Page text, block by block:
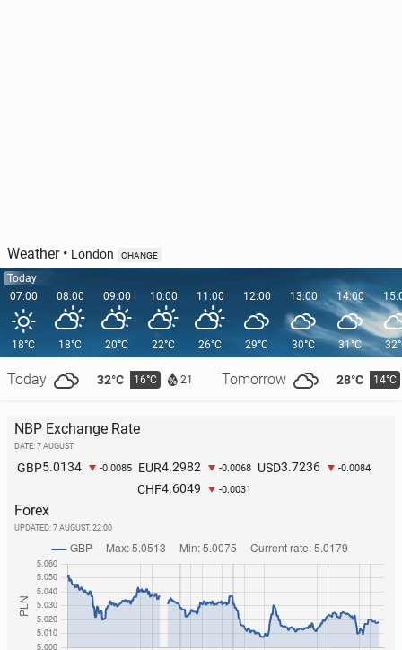
Weather• London CHANGE
Today
07:00
18°C
Today 32°C 16°C 21 Tomorrow 28°C 14°C
08:00
18°C
09:00
20°C
10:00
22°C
11:00
26°C
12:00
29°C
13:00
30°C
14:00
31°C
NBP Exchange Rate
DATE: 7 AUGUST
GBP5.0134 -0.0085 EUR4.2982 -0.0068 USD3.7236 -0.0084
CHF4.6049 -0.0031
Forex
UPDATED: 7 AUGUST, 22:00